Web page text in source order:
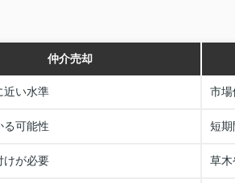
仲介売却
近い水準 市場
る可能性 短期
けが必要 草木